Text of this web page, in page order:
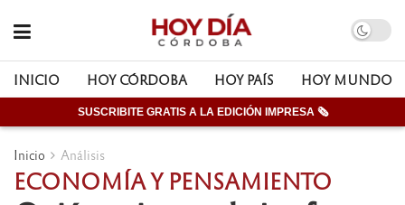
INICIO HOY CÓRDOBA HOY PAÍS HOY MUNDO
SUSCRIBITE GRATIS A LA EDICIÓN IMPRESA 🗞
Inicio Análisis
ECONOMÍA Y PENSAMIENTO